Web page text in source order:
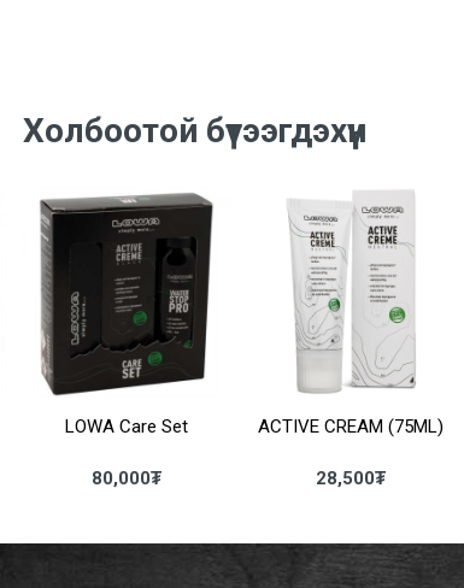
Холбоотой бүтээгдэхүүн
LOWA Care Set
80,000₮
ACTIVE CREAM (75ML)
28,500₮